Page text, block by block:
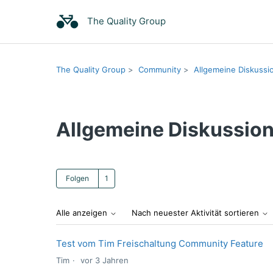
The Quality Group
The Quality Group Community Allgemeine
Allgemeine
Folgen
Alle anzeigen Nach neuester Aktivität sortieren
Test vom Tim Freischaltung Community Feature
Tim vor 3 Jahren